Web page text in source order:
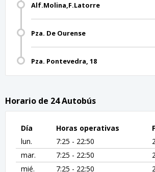
Alf.Molina,F.Latorre
Pza. De Ourense
Pza. Pontevedra, 18
Horario de 24 Autobús
Día Horas operativas
lun.
7:25 - 22:50
mar.
7:25 - 22:50
mié.
7:25 - 22:50